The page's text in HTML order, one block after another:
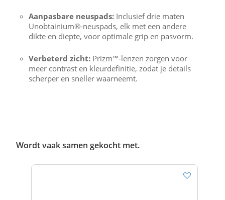
Aanpasbare neuspads: Inclusief drie maten
Unobtainium®-neuspads, elk met een andere
dikte en diepte, voor optimale grip en pasvorm.
Verbeterd zicht: Prizm™-lenzen zorgen voor
meer contrast en kleurdefinitie, zodat je details
scherper en sneller waarneemt.
Wordt vaak samen gekocht met.